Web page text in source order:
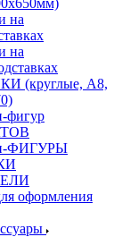
на
на
(круглые, А8,
ФИГУРЫ
оформления